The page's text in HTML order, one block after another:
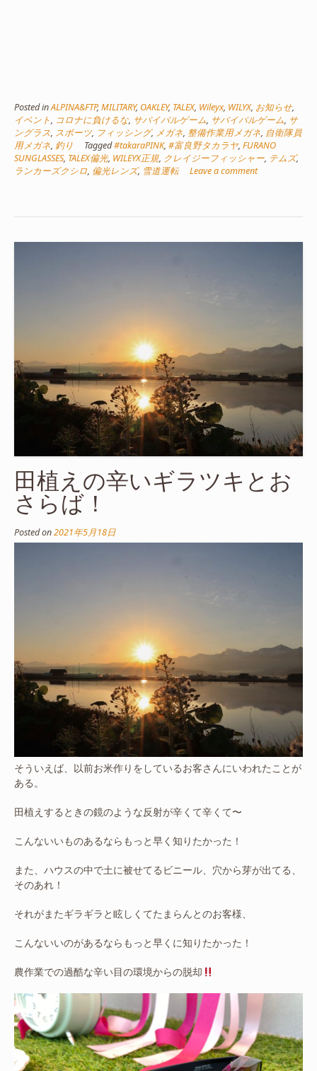
Posted inALPINA&FTP, MILITARY, OAKLEY, TALEX, Wileyx, WILYX, お知らせ,
イベント, コロナに負けるな, サバイバルゲーム, サバイバルゲーム, サ
ングラス, スポーツ, フィッシング, メガネ, 整備作業用メガネ, 自衛隊員
用メガネ, 釣り Tagged#takaraPINK, #富良野タカラヤ, FURANO
SUNGLASSES, TALEX偏光, WILEYX正規, クレイジーフィッシャー, テムズ,
ランカーズクシロ, 偏光レンズ, 雪道運転 Leave a comment
田植えの辛いギラツキとお
さらば！
Posted on2021年5月18日
そういえば、以前お米作りをしているお客さんにいわれたことが
ある。
田植えするときの鏡のような反射が辛くて辛くて〜
こんないいものあるならもっと早く知りたかった！
また、ハウスの中で土に被せてるビニール、穴から芽が出てる、
そのあれ！
それがまたギラギラと眩しくてたまらんとのお客様、
こんないいのがあるならもっと早くに知りたかった！
農作業での過酷な辛い目の環境からの脱却